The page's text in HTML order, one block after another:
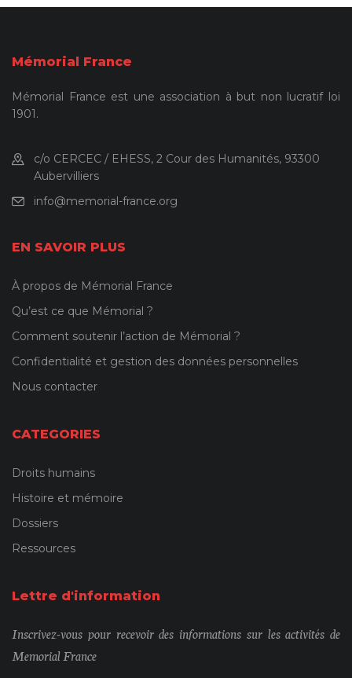
Mémorial France
Mémorial France est une association à but non lucratif loi
1901.
c/o CERCEC / EHESS, 2 Cour des Humanités, 93300
Aubervilliers
info@memorial-france.org
EN SAVOIR PLUS
À propos de Mémorial France
Qu’est ce que Mémorial ?
Comment soutenir l’action de Mémorial ?
Confidentialité et gestion des données personnelles
Nous contacter
CATEGORIES
Droits humains
Histoire et mémoire
Dossiers
Ressources
Lettre d'information
Inscrivez-vous pour recevoir des informations sur les activités de
Memorial France